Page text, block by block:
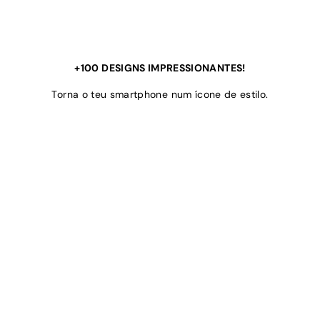
+100 DESIGNS IMPRESSIONANTES!
Torna o teu smartphone num ícone de estilo.